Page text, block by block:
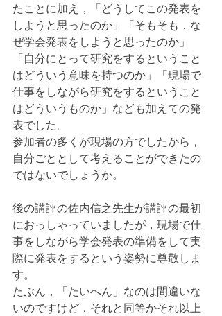
たことに加え，「どうしてこの発表を
しようと思ったのか」「そもそも，な
ぜ学会発表をしようと思ったのか」
「自分にとって研究をするということ
はどういう意味を持つのか」「現場で
仕事をしながら研究をするということ
はどういうものか」なども加えての発
表でした。
参加者の多くが現場の方でしたから，
自分ごととして考えることができたの
ではないでしょうか。
後の講評の佐内信之先生が講評の最初
におっしゃっていましたが，現場で仕
事をしながら学会発表の準備をして実
際に発表をするという姿勢に尊敬しま
す。
たぶん，「たいへん」なのは間違いな
いのですけど，それと同等かそれ以上